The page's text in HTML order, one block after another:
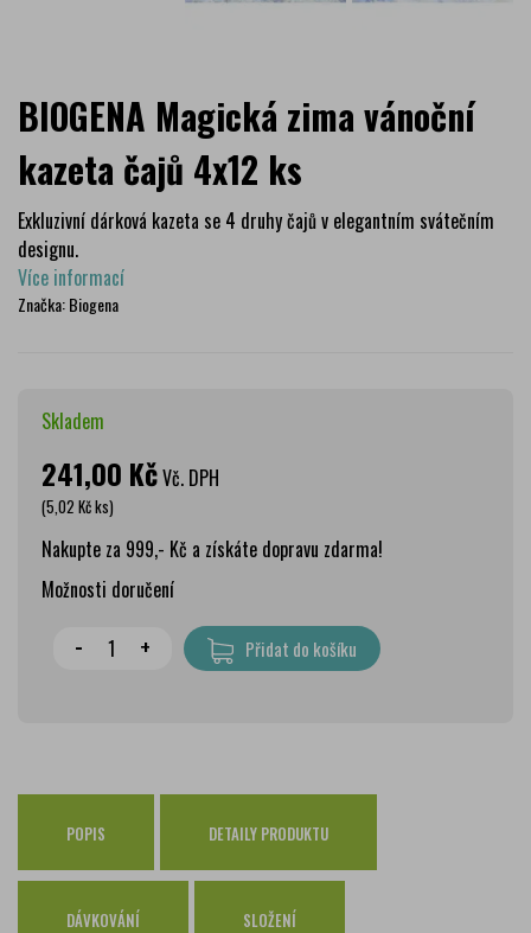
BIOGENA Magická zima vánoční
kazeta čajů 4x12 ks
Exkluzivní dárková kazeta se 4 druhy čajů v elegantním svátečním
designu.
Více informací
Značka:Biogena
Skladem
241,00 KčVč. DPH
(5,02 Kč ks)
Nakupte za 999,- Kč a získáte dopravu zdarma!
Možnosti doručení
Wolt doprava
zdarma
79 Kč
Osobní odběr Pražákova
zdarma
Osobní odběr Kounicova
Česká pošta
zdarma
PPL
- + Přidat do košíku
POPIS DETAILY PRODUKTU
DÁVKOVÁNÍ SLOŽENÍ